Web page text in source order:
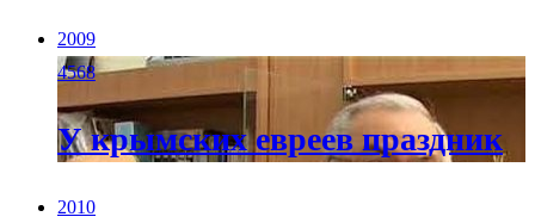
2009
4568
У крымских евреев праздник
2010